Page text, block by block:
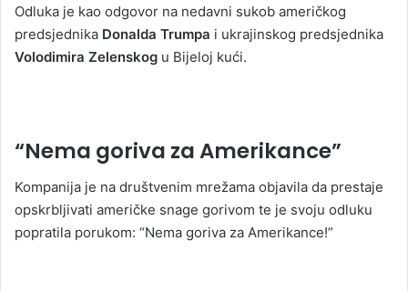
Odluka je kao odgovor na nedavni sukob američkog
predsjednika Donalda Trumpa i ukrajinskog predsjednika
Volodimira Zelenskog u Bijeloj kući.
“Nema goriva za Amerikance”
Kompanija je na društvenim mrežama objavila da prestaje
opskrbljivati američke snage gorivom te je svoju odluku
popratila porukom: “Nema goriva za Amerikance!”